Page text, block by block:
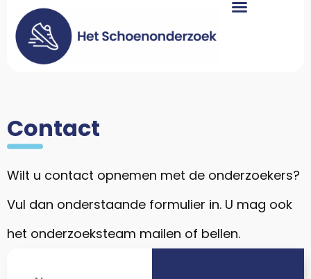
Contact
Wilt u contact opnemen met de onderzoekers?
Vul dan onderstaande formulier in. U mag ook
het onderzoeksteam mailen of bellen.